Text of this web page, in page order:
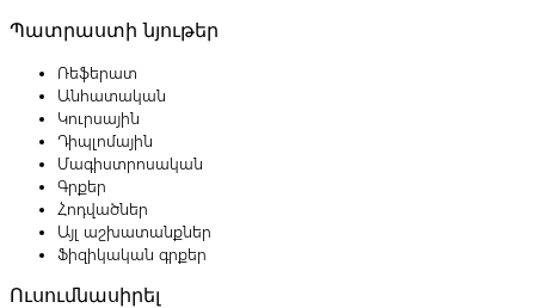
Պատրաստի նյութեր
Ռեֆերատ
Անհատական
Կուրսային
Դիպլոմային
Մագիստրոսական
Գրքեր
Հոդվածներ
Այլ աշխատանքներ
Ֆիզիկական գրքեր
Ուսումնասիրել